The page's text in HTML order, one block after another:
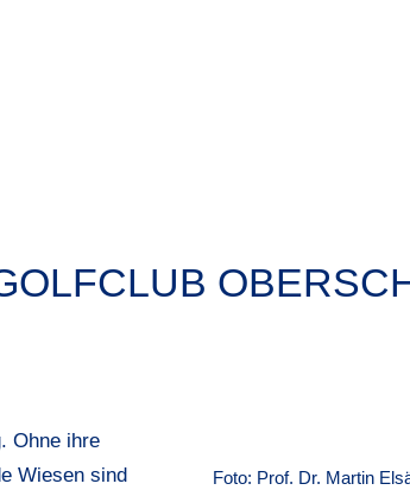
Ohne ihre
Wiesen sind
Foto: Prof. Dr. Martin